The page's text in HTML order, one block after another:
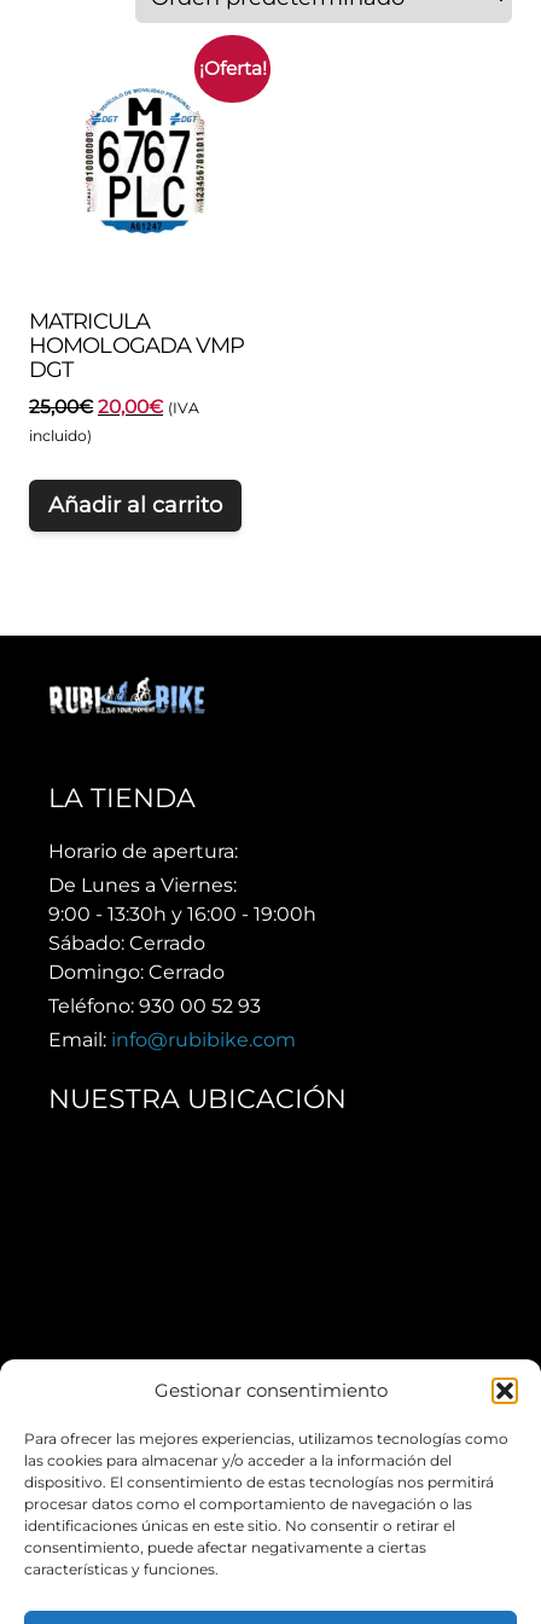
Gestionar consentimiento
Para ofrecer las mejores experiencias, utilizamos tecnologías como
las cookies para almacenar y/o acceder a la información del
dispositivo. El consentimiento de estas tecnologías nos permitirá
procesar datos como el comportamiento de navegación o las
identificaciones únicas en este sitio. No consentir o retirar el
consentimiento, puede afectar negativamente a ciertas
características y funciones.
¡Oferta!
MATRICULA
HOMOLOGADA VMP
DGT
25,00€ El
era:
25,00€.
20,00€El
20,00€.
(IVA
incluido)
Añadir al carrito
LA TIENDA
Horario de apertura:
De Lunes a Viernes:
9:00 - 13:30h y 16:00 - 19:00h
Sábado: Cerrado
Domingo: Cerrado
Teléfono: 930 00 52 93
Email: info@rubibike.com
NUESTRA UBICACIÓN
*Puedes aparcar fácilmente en elEscardivol
LA WEB
POLÍTICA DE COOKIES